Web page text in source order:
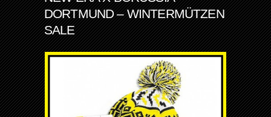
DORTMUND – WINTERMÜTZEN
SALE